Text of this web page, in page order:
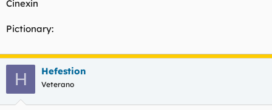
Cinexin
Pictionary:
H Hefestion
Veterano